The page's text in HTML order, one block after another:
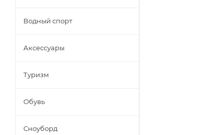
Водный спорт
Аксессуары
Туризм
Обувь
Сноуборд